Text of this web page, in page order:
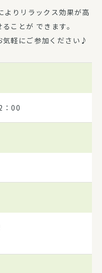
よりリラックス効果が高
ことが できます。
軽にご参加ください♪
00